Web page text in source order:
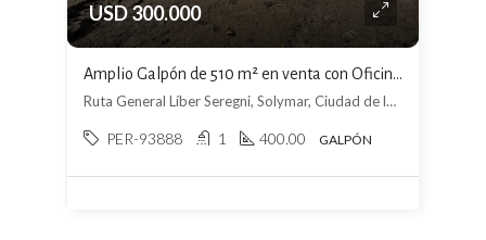
USD 300.000
Amplio Galpón de 510 m² en venta con Oficina, Baño y cocina
Ruta General Líber Seregni, Solymar, Ciudad de la Costa
PER-93888 1 400.00 GALPÓN